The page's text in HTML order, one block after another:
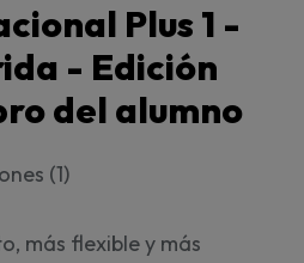
Plus 1 -
- Edición
del alumno
(1)
más flexible y más